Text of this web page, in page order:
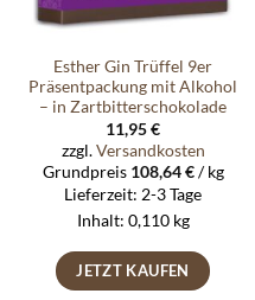
Esther Gin Trüffel 9er
Präsentpackung mit Alkohol
– in Zartbitterschokolade
11,95€
zzgl.Versandkosten
Grundpreis 108,64€/kg
Lieferzeit: 2-3 Tage
Inhalt: 0,110 kg
JETZT KAUFEN